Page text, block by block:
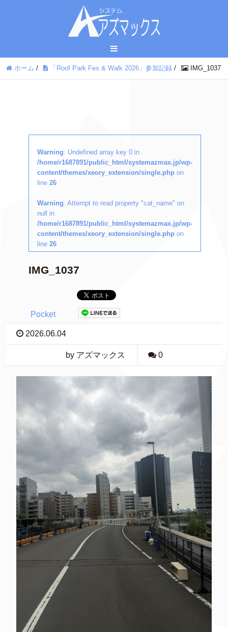
ホーム / 「Roof Park Fes & Walk 2026」参加記録 / IMG_1037
Warning: Undefined array key 0 in
/home/r1687891/public_html/systemazmax.jp/wp-
content/themes/xeory_extension/single.php on
line 26
Warning: Attempt to read property "cat_name" on
null in
/home/r1687891/public_html/systemazmax.jp/wp-
content/themes/xeory_extension/single.php on
line 26
IMG_1037
Pocket
2026.06.04
by アズマックス 0